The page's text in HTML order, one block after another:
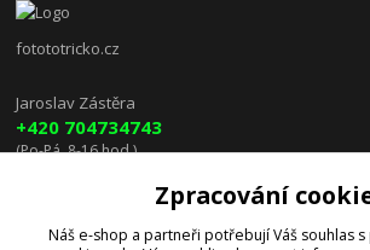
fotototricko.cz
Jaroslav Zástěra
+420 704734743
(Po-Pá, 8-16 hod.)
lenkazasterova@centrum.cz
Zpracování
Náš e-shop a partneři potřebují Váš souhlas